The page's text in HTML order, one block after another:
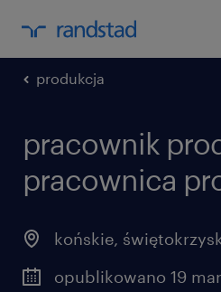
produkcja
pracownik
pracownica
końskie,
opublikowano 19